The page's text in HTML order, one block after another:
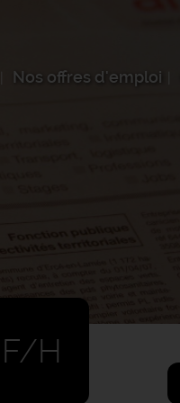
Nos offres d'emploi
F/H